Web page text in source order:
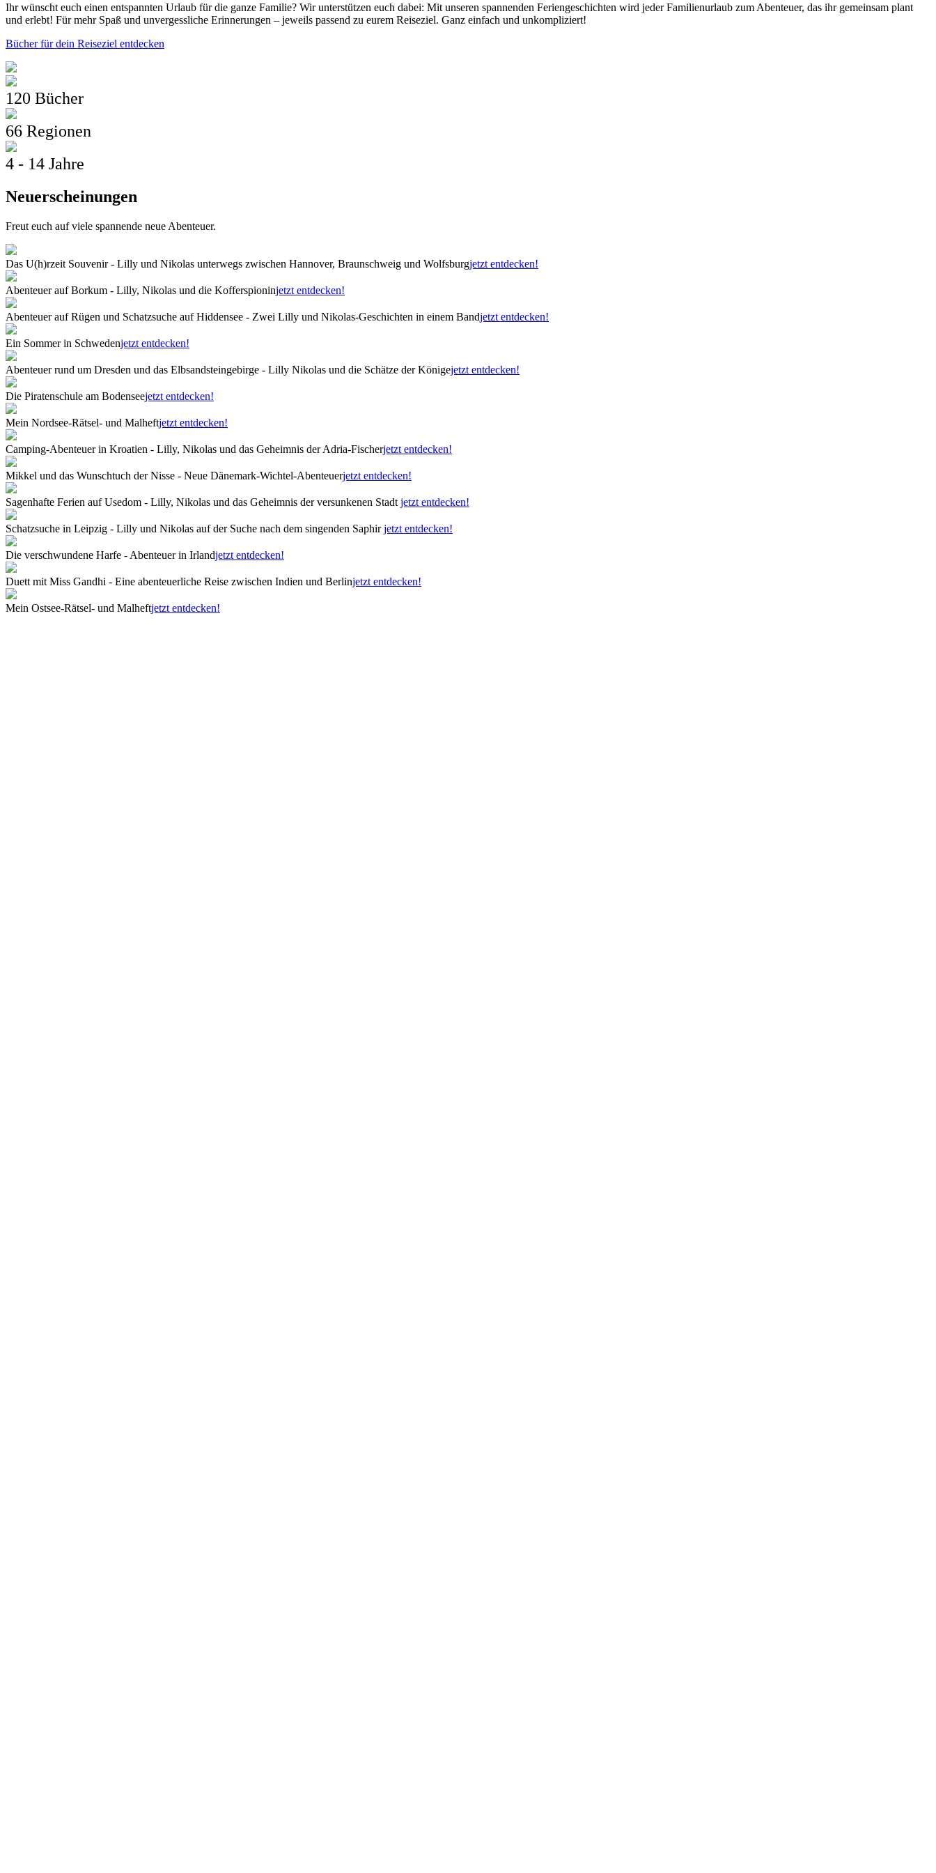
Ihr wünscht euch einen entspannten Urlaub für die ganze Familie? Wir unterstützen euch dabei: Mit unseren spannenden Feriengeschichten wird jeder Familienurlaub zum Abenteuer, das ihr gemeinsam plant
und erlebt! Für mehr Spaß und unvergessliche Erinnerungen – jeweils passend zu eurem Reiseziel. Ganz einfach und unkompliziert!
Bücher für dein Reiseziel entdecken
120 Bücher
66 Regionen
4 - 14 Jahre
Neuerscheinungen
Freut euch auf viele spannende neue Abenteuer.
Das U(h)rzeit Souvenir - Lilly und Nikolas unterwegs zwischen Hannover, Braunschweig und Wolfsburgjetzt entdecken!
Abenteuer auf Borkum - Lilly, Nikolas und die Kofferspioninjetzt entdecken!
Abenteuer auf Rügen und Schatzsuche auf Hiddensee - Zwei Lilly und Nikolas-Geschichten in einem Bandjetzt entdecken!
Ein Sommer in Schwedenjetzt entdecken!
Abenteuer rund um Dresden und das Elbsandsteingebirge - Lilly Nikolas und die Schätze der Königejetzt entdecken!
Die Piratenschule am Bodenseejetzt entdecken!
Mein Nordsee-Rätsel- und Malheftjetzt entdecken!
Camping-Abenteuer in Kroatien - Lilly, Nikolas und das Geheimnis der Adria-Fischerjetzt entdecken!
Mikkel und das Wunschtuch der Nisse - Neue Dänemark-Wichtel-Abenteuerjetzt entdecken!
Sagenhafte Ferien auf Usedom - Lilly, Nikolas und das Geheimnis der versunkenen Stadt jetzt entdecken!
Schatzsuche in Leipzig - Lilly und Nikolas auf der Suche nach dem singenden Saphirjetzt entdecken!
Die verschwundene Harfe - Abenteuer in Irlandjetzt entdecken!
Duett mit Miss Gandhi - Eine abenteuerliche Reise zwischen Indien und Berlinjetzt entdecken!
Mein Ostsee-Rätsel- und Malheftjetzt entdecken!